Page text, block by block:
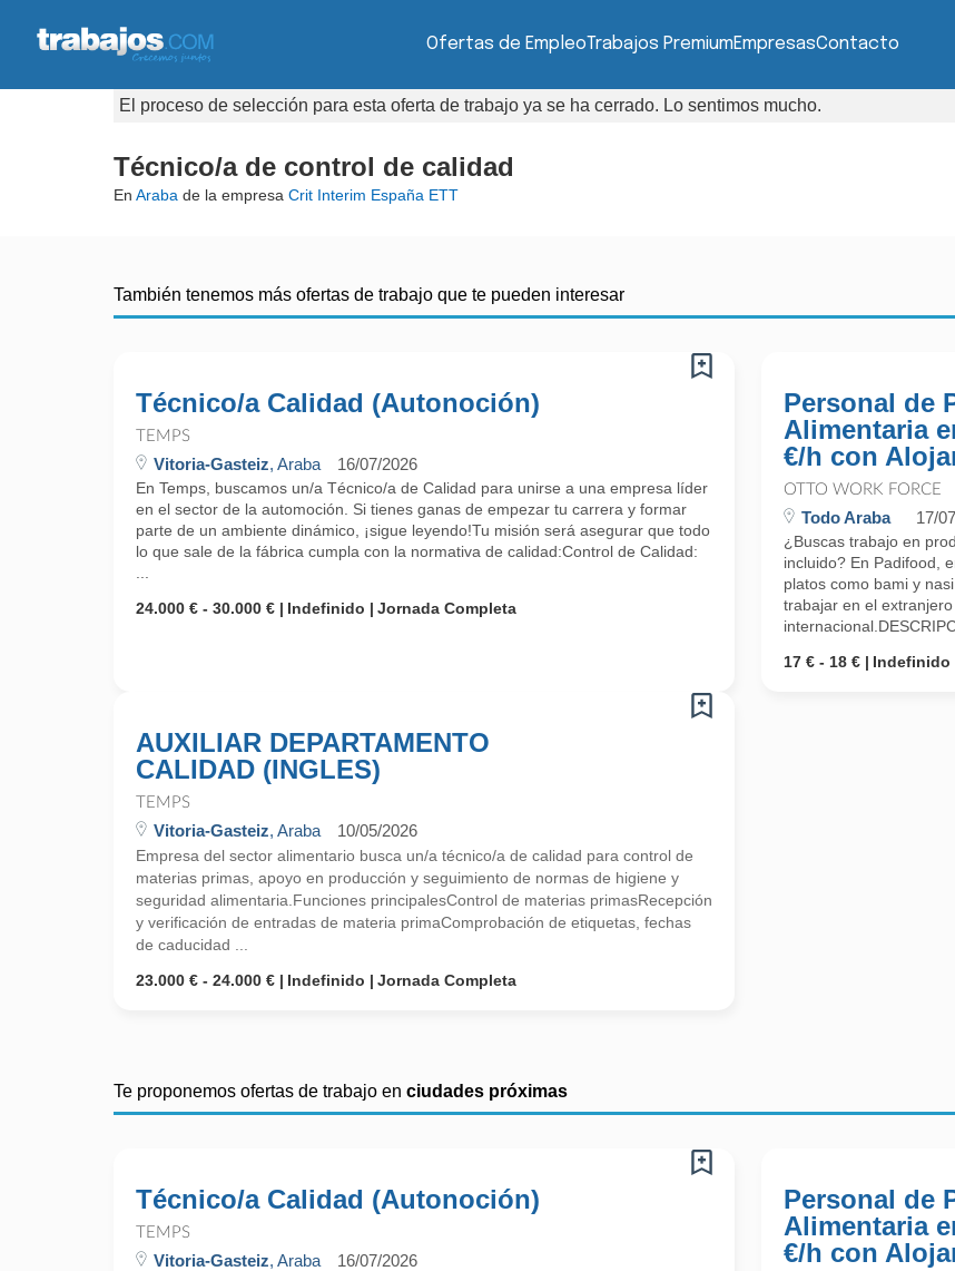
Ofertas de EmpleoTrabajos PremiumEmpresasContacto
El proceso de selección para esta oferta de trabajo ya se ha cerrado. Lo sentimos mucho.
Técnico/a de control de calidad
En Araba de la empresa Crit Interim España ETT
También tenemos más ofertas de trabajo que te pueden interesar
Técnico/a Calidad (Autonoción)
TEMPS
Vitoria-Gasteiz, Araba 16/07/2026
En Temps, buscamos un/a Técnico/a de Calidad para unirse a una empresa líder
en el sector de la automoción. Si tienes ganas de empezar tu carrera y formar
parte de un ambiente dinámico, ¡sigue leyendo!Tu misión será asegurar que todo
lo que sale de la fábrica cumpla con la normativa de calidad:Control de Calidad:
24.000 € - 30.000 €
Indefinido Jornada Completa
Personal de
Alimentaria
€/h con
OTTO WORK FORCE
Todo Araba 17/
¿Buscas trabajo en
incluido? En Padifood,
platos como bami y
trabajar en el
17 € - 18 €
Indefinido
AUXILIAR DEPARTAMENTO
CALIDAD (INGLES)
TEMPS
Vitoria-Gasteiz, Araba 10/05/2026
Empresa del sector alimentario busca un/a técnico/a de calidad para control de
materias primas, apoyo en producción y seguimiento de normas de higiene y
seguridad alimentaria.Funciones principalesControl de materias primasRecepción
y verificación de entradas de materia primaComprobación de etiquetas, fechas
de caducidad ...
23.000 € - 24.000 €
Indefinido Jornada Completa
Te proponemos ofertas de trabajo en ciudades próximas
Técnico/a Calidad (Autonoción)
TEMPS
Vitoria-Gasteiz, Araba 16/07/2026
Personal de
Alimentaria
€/h con